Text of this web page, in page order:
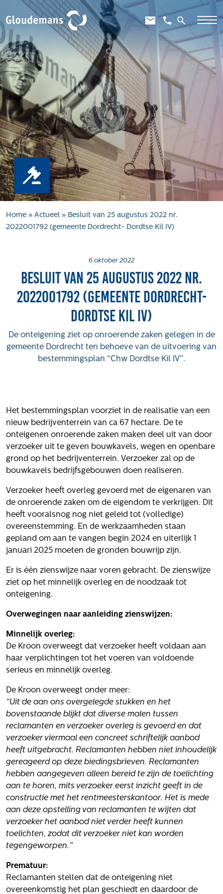
Expertises
Gebiedsontwikkeling
Gebiedseconomie
Grondstrategie en -verwerving
Taxaties overheid
Taxaties zakelijk
Schadevergoedingsrecht
Rentmeesterij
Transities
Projecten
Tender-light Amundsenstraat Valkenswaard
Concurrentiegerichte dialoog en tenderstrategie
Hoge Woerd in Ewijk
Pachtbeleid gemeente Valkenswaard: duurzame
watertransitie
Strategisch grondbeleid als motor voor
woningbouwversnelling Gemeente Vught
Maatschappelijk
Regeling van Rentmeesters 2020
Klachtenbehandeling Procedure (KBP)
Het verhaal van Gloudemans
Onze mensen
Werken bij Gloudemans
Actueel
Nieuws
Blogs
Uitspraken
Werken bij
Vacatures
Contact
Privacyverklaring
Proclaimer
Volg ons
Integrale aanpak gebiedsvisie
Home » Actueel » Besluit van 25 augustus 2022 nr.
2022001792 (gemeente Dordrecht- Dordtse Kil IV)
6 oktober 2022
Besluit van 25 augustus 2022 nr.
2022001792 (gemeente Dordrecht-
Dordtse Kil IV)
De onteigening ziet op onroerende zaken gelegen in de
gemeente Dordrecht ten behoeve van de uitvoering van
bestemmingsplan “Chw Dordtse Kil IV”.
Het bestemmingsplan voorziet in de realisatie van een
nieuw bedrijventerrein van ca 67 hectare. De te
onteigenen onroerende zaken maken deel uit van door
verzoeker uit te geven bouwkavels, wegen en openbare
grond op het bedrijventerrein. Verzoeker zal op de
bouwkavels bedrijfsgebouwen doen realiseren.
Verzoeker heeft overleg gevoerd met de eigenaren van
de onroerende zaken om de eigendom te verkrijgen. Dit
heeft vooralsnog nog niet geleid tot (volledige)
overeenstemming. En de werkzaamheden staan
gepland om aan te vangen begin 2024 en uiterlijk 1
januari 2025 moeten de gronden bouwrijp zijn.
Er is één zienswijze naar voren gebracht. De zienswijze
ziet op het minnelijk overleg en de noodzaak tot
onteigening.
Overwegingen naar aanleiding zienswijzen:
Minnelijk overleg:
De Kroon overweegt dat verzoeker heeft voldaan aan
haar verplichtingen tot het voeren van voldoende
serieus en minnelijk overleg.
De Kroon overweegt onder meer:
“Uit de aan ons overgelegde stukken en het
bovenstaande blijkt dat diverse malen tussen
reclamanten en verzoeker overleg is gevoerd en dat
verzoeker viermaal een concreet schriftelijk aanbod
heeft uitgebracht. Reclamanten hebben niet inhoudelijk
gereageerd op deze biedingsbrieven. Reclamanten
hebben aangegeven alleen bereid te zijn de toelichting
aan te horen, mits verzoeker eerst inzicht geeft in de
constructie met het rentmeesterskantoor. Het is mede
aan deze opstelling van reclamanten te wijten dat
verzoeker het aanbod niet verder heeft kunnen
toelichten, zodat dit verzoeker niet kan worden
tegengeworpen.”
Prematuur:
Reclamanten stellen dat de onteigening niet
overeenkomstig het plan geschiedt en daardoor de